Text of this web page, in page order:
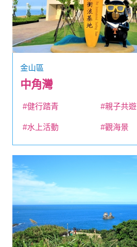
金山區
中角灣
#健行踏青 #親子共遊
#水上活動 #觀海景